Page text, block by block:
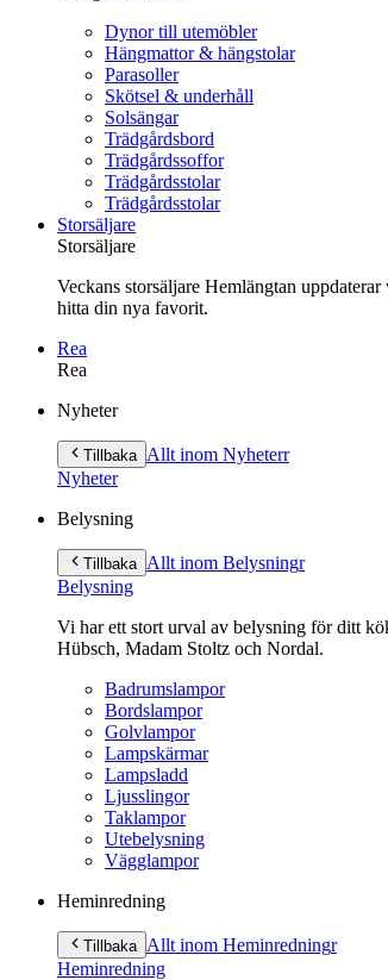
Dynor till utemöbler
Hängmattor & hängstolar
Parasoller
Skötsel & underhåll
Solsängar
Trädgårdsbord
Trädgårdssoffor
Trädgårdsstolar
Trädgårdsstolar
Storsäljare
Storsäljare
Veckans storsäljare Hemlängtan
hitta din nya favorit.
Rea
Rea
innehåll
Nyheter
Tillbaka Allt inom Nyheterr
Nyheter
Belysning
Tillbaka Allt inom Belysningr
Belysning
Vi har ett stort urval av belysning för ditt
Hübsch, Madam Stoltz och Nordal.
Badrumslampor
Bordslampor
Golvlampor
Lampskärmar
Lampsladd
Ljusslingor
Taklampor
Utebelysning
Vägglampor
Heminredning
Tillbaka Allt inom Heminredningr
Heminredning